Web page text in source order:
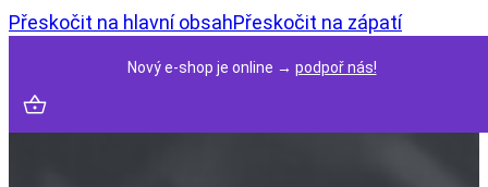
Přeskočit na hlavní obsahPřeskočit na zápatí
Nový e-shop je online → podpoř nás!